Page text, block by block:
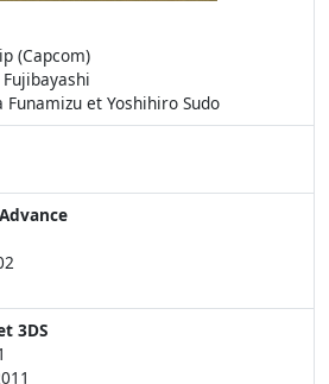
(Capcom)
Funamizu et Yoshihiro Sudo
3DS